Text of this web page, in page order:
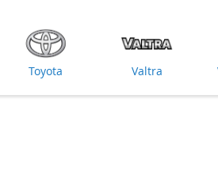
Toyota Valtra